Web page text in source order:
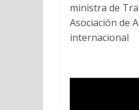
ministra de
Asociación de
internacional